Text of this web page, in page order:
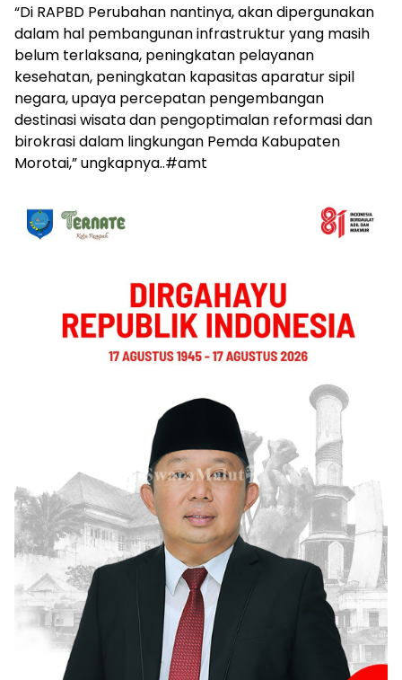
“Di RAPBD Perubahan nantinya, akan dipergunakan
dalam hal pembangunan infrastruktur yang masih
belum terlaksana, peningkatan pelayanan
kesehatan, peningkatan kapasitas aparatur sipil
negara, upaya percepatan pengembangan
destinasi wisata dan pengoptimalan reformasi dan
birokrasi dalam lingkungan Pemda Kabupaten
Morotai,” ungkapnya..#amt